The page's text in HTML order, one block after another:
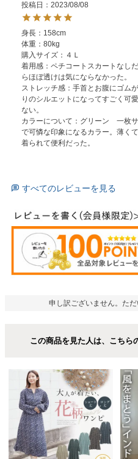
投稿日
2023/08/08
身長：158cm
体重：80kg
購入サイズ：４Ｌ
着用感：ペチコートスカートなし
らほぼ透けは気にならなかった。
ストレッチ感：手首とお腹にゴム
りのシルエットになってすごく可
ない。
カラーについて：グリーン　一枚
で可憐な印象になるカラー。薄く
着られて便利だった。
すべてのレビューを見る
申し訳ございません。ただ
この商品を見た人は、こちら